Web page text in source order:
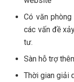
Có văn
các vấn đề
tư.
Sàn hỗ trợ
Thời gian giải